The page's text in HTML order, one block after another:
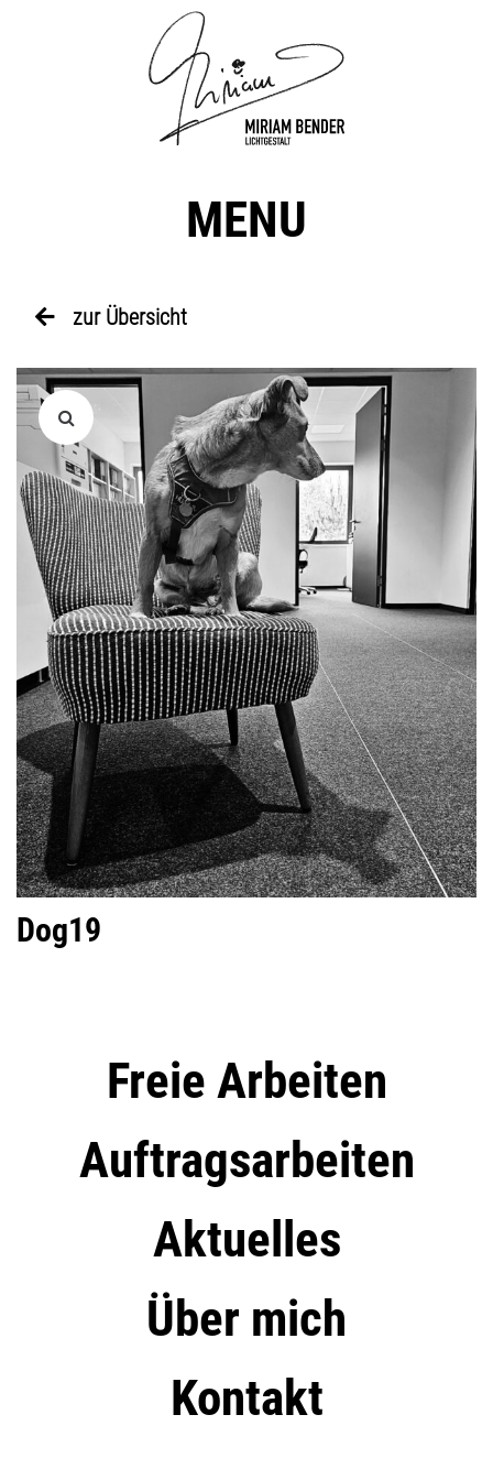
MENU
zur Übersicht
Dog19
Freie Arbeiten
Auftragsarbeiten
Aktuelles
Über mich
Kontakt